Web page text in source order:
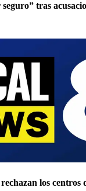
tras
los centros